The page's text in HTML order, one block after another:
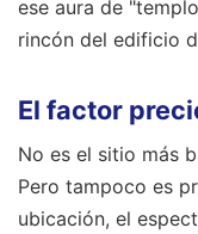
ese aura de
rincón del edificio
El factor
No es el sitio más
Pero tampoco es
ubicación, el